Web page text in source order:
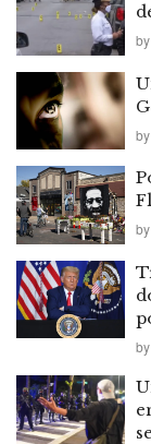
by
by
by
by